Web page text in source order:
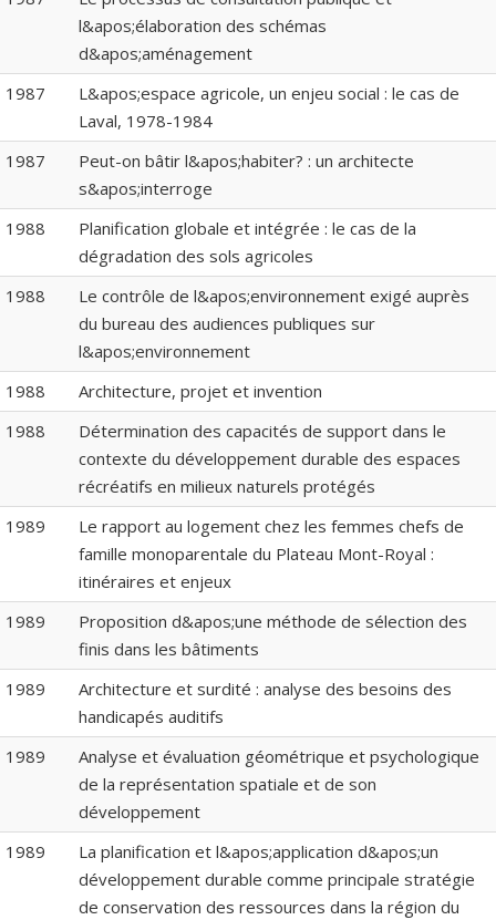
l&apos;élaboration des schémas
d&apos;aménagement
1987
L&apos;espace agricole, un enjeu social : le cas de
Laval, 1978-1984
1987
Peut-on bâtir l&apos;habiter? : un architecte
s&apos;interroge
1988
Planification globale et intégrée : le cas de la
dégradation des sols agricoles
1988
Le contrôle de l&apos;environnement exigé auprès
du bureau des audiences publiques sur
l&apos;environnement
1988
Architecture, projet et invention
1988
Détermination des capacités de support dans le
contexte du développement durable des espaces
récréatifs en milieux naturels protégés
1989
Le rapport au logement chez les femmes chefs de
famille monoparentale du Plateau Mont-Royal :
itinéraires et enjeux
1989
Proposition d&apos;une méthode de sélection des
finis dans les bâtiments
1989
Architecture et surdité : analyse des besoins des
handicapés auditifs
1989
Analyse et évaluation géométrique et psychologique
de la représentation spatiale et de son
développement
1989
La planification et l&apos;application d&apos;un
développement durable comme principale stratégie
de conservation des ressources dans la région du